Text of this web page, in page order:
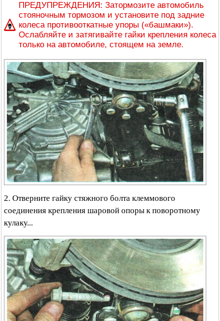
ПРЕДУПРЕЖДЕНИЯ: Затормозите автомобиль
стояночным тормозом и установите под задние
колеса противооткатные упоры («башмаки»).
Ослабляйте и затягивайте гайки крепления колеса
только на автомобиле, стоящем на земле.
2. Отверните гайку стяжного болта клеммового
соединения крепления шаровой опоры к поворотному
кулаку...